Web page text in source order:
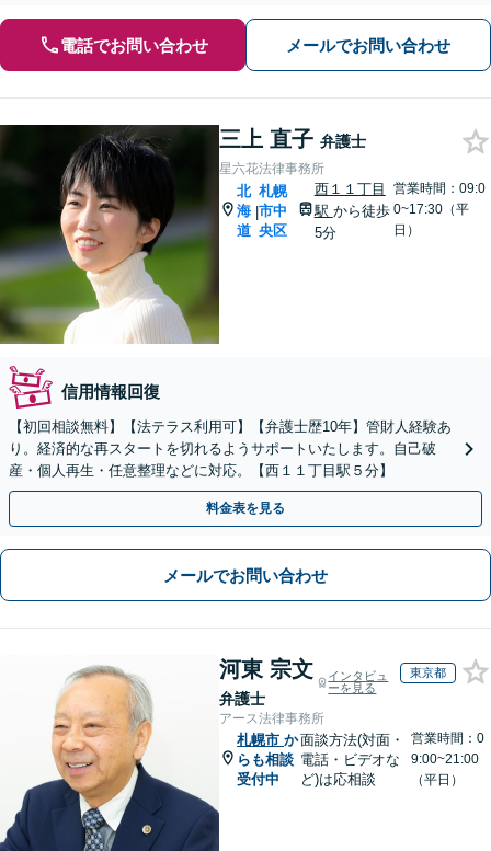
電話でお問い合わせ メールでお問い合わせ
三上 直子 弁護士
星六花法律事務所
北
海
道
|
札幌
市中
央区
西１１丁目
駅 から徒歩
5分
営業時間：09:0
0~17:30（平
日）
信用情報回復
【初回相談無料】【法テラス利用可】【弁護士歴10年】管財人経験あ
り。経済的な再スタートを切れるようサポートいたします。自己破
産・個人再生・任意整理などに対応。【西１１丁目駅５分】
料金表を見る
メールでお問い合わせ
河東 宗文
弁護士
インタビュ
ーを見る
東京都
アース法律事務所
札幌市 か
らも相談
受付中
面談方法(対面・
電話・ビデオな
ど)は応相談
営業時間：0
9:00~21:00
（平日）